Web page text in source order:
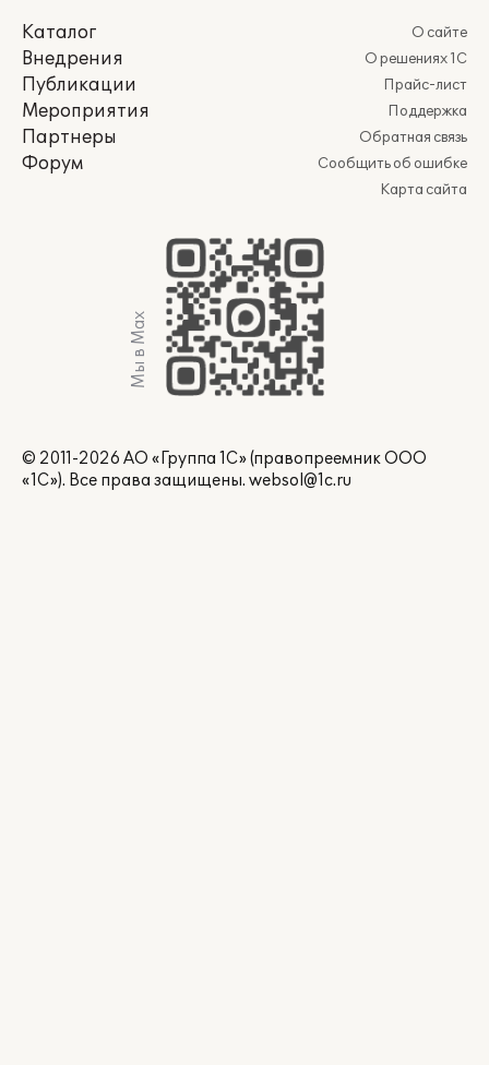
Каталог
Внедрения
Публикации
Мероприятия
Партнеры
Форум
О сайте
О решениях 1С
Прайс-лист
Поддержка
Обратная связь
Сообщить об ошибке
Карта сайта
Мы в Max
© 2011-2026 АО «Группа 1С» (правопреемник ООО
«1С»). Все права защищены. websol@1c.ru